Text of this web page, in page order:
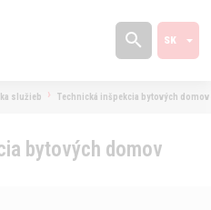
služieb Technická inšpekcia bytových domov
bytových domov